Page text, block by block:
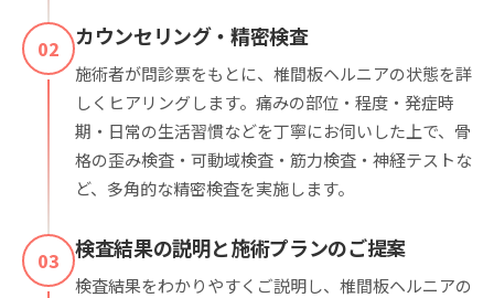
02 カウンセリング・精密検査
施術者が問診票をもとに、椎間板ヘルニアの状態を詳
しくヒアリングします。痛みの部位・程度・発症時
期・日常の生活習慣などを丁寧にお伺いした上で、骨
格の歪み検査・可動域検査・筋力検査・神経テストな
ど、多角的な精密検査を実施します。
03 検査結果の説明と施術プランのご提案
検査結果をわかりやすくご説明し、椎間板ヘルニアの